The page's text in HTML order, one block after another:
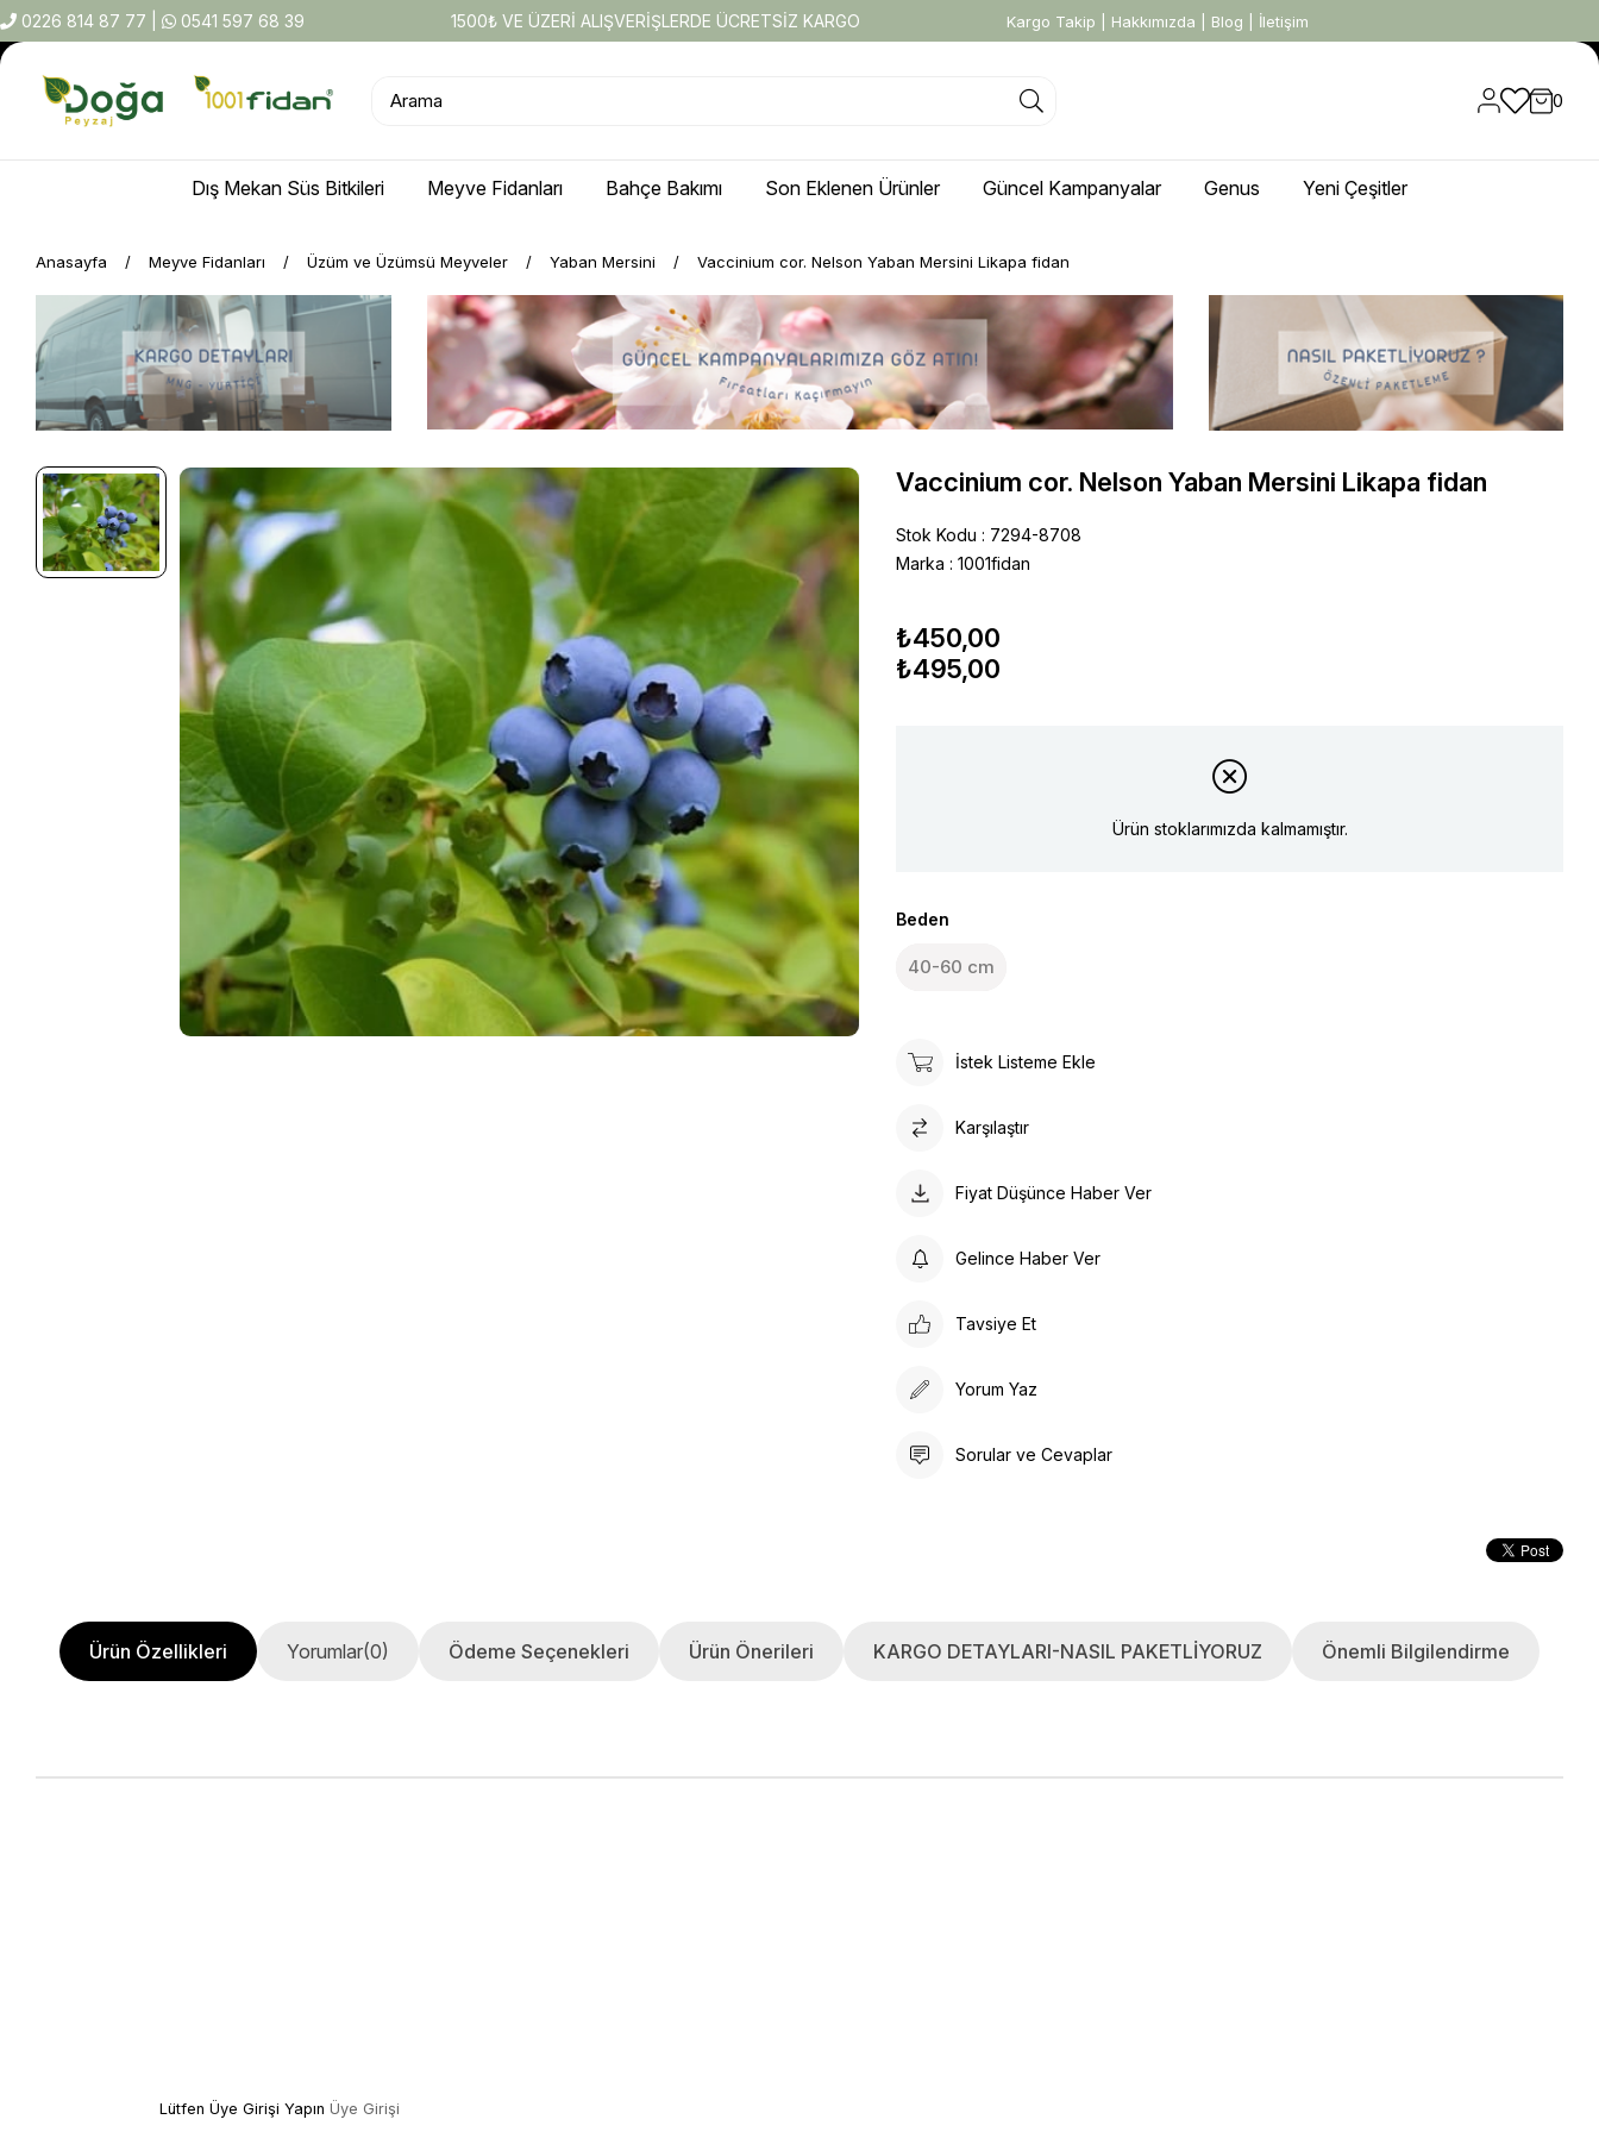
0226 814 87 77 0541 597 68 39 1500₺ VE ÜZERİ ALIŞVERİŞLERDE ÜCRETSİZ KARGO Kargo Takip Hakkımızda Blog İletişim
0
Dış Mekan Süs Bitkileri Meyve Fidanları Bahçe Bakımı Son Eklenen Ürünler Güncel Kampanyalar Genus Yeni Çeşitler
Anasayfa Meyve Fidanları Üzüm ve Üzümsü Meyveler Yaban Mersini Vaccinium cor. Nelson Yaban Mersini Likapa fidan
Vaccinium cor. Nelson Yaban Mersini Likapa fidan
Stok Kodu
7294-8708
Marka : 1001fidan
₺450,00
₺495,00
Ürün stoklarımızda kalmamıştır.
Beden
40-60 cm
İstek Listeme Ekle
Karşılaştır
Fiyat Düşünce Haber Ver
Gelince Haber Ver
Tavsiye Et
Yorum Yaz
Sorular ve Cevaplar
Ürün Özellikleri Yorumlar(0) Ödeme Seçenekleri Ürün Önerileri KARGO DETAYLARI-NASIL PAKETLİYORUZ Önemli Bilgilendirme
Lütfen Üye Girişi Yapın Üye Girişi